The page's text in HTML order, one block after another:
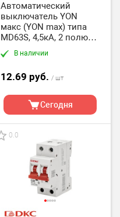
Автоматический
выключатель YON
макс (YON max) типа
MD63S, 4,5кА, 2 полюса,
хар-ка C, 10А DKC
В наличии
12.69 руб. / шт
Сегодня
0.0